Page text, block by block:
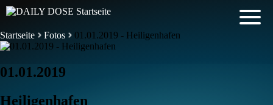
Startseite Fotos 01.01.2019 - Heiligenhafen
01.01.2019
Heiligenhafen